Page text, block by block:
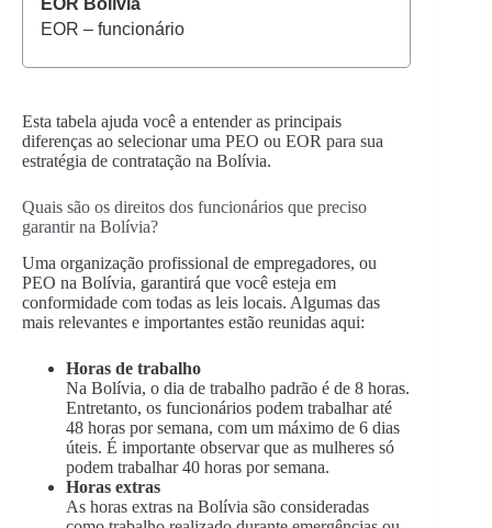
EOR – funcionário
Esta tabela ajuda você a entender as principais
diferenças ao selecionar uma PEO ou EOR para sua
estratégia de contratação na Bolívia.
Quais são os direitos dos funcionários que preciso
garantir na Bolívia?
Uma organização profissional de empregadores, ou
PEO na Bolívia, garantirá que você esteja em
conformidade com todas as leis locais. Algumas das
mais relevantes e importantes estão reunidas aqui:
Horas de trabalho
Na Bolívia, o dia de trabalho padrão é de 8 horas.
Entretanto, os funcionários podem trabalhar até
48 horas por semana, com um máximo de 6 dias
úteis. É importante observar que as mulheres só
podem trabalhar 40 horas por semana.
Horas extras
As horas extras na Bolívia são consideradas